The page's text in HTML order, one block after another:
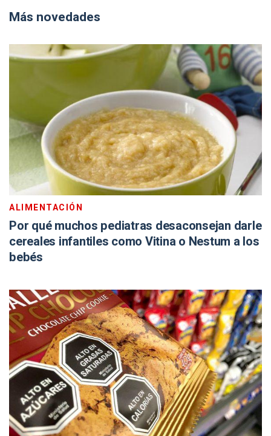
Más novedades
ALIMENTACIÓN
Por qué muchos pediatras desaconsejan darle
cereales infantiles como Vitina o Nestum a los
bebés